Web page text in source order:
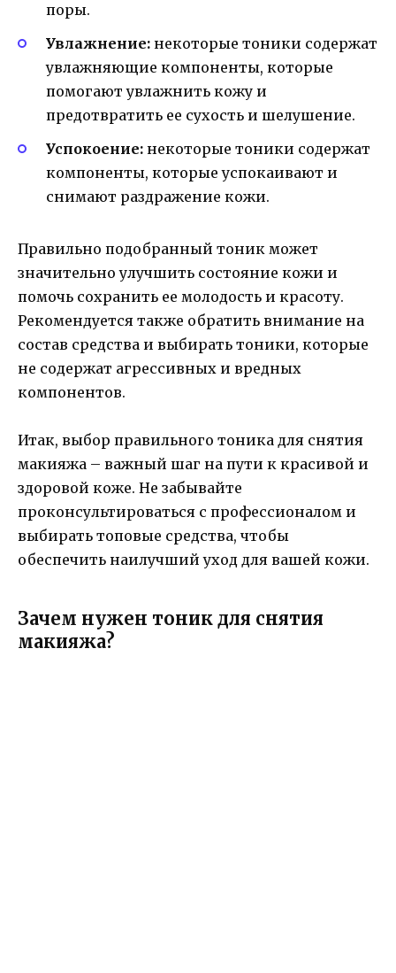
поры.
Увлажнение: некоторые тоники содержат
увлажняющие компоненты, которые
помогают увлажнить кожу и
предотвратить ее сухость и шелушение.
Успокоение: некоторые тоники содержат
компоненты, которые успокаивают и
снимают раздражение кожи.
Правильно подобранный тоник может
значительно улучшить состояние кожи и
помочь сохранить ее молодость и красоту.
Рекомендуется также обратить внимание на
состав средства и выбирать тоники, которые
не содержат агрессивных и вредных
компонентов.
Итак, выбор правильного тоника для снятия
макияжа – важный шаг на пути к красивой и
здоровой коже. Не забывайте
проконсультироваться с профессионалом и
выбирать топовые средства, чтобы
обеспечить наилучший уход для вашей кожи.
Зачем нужен тоник для снятия
макияжа?